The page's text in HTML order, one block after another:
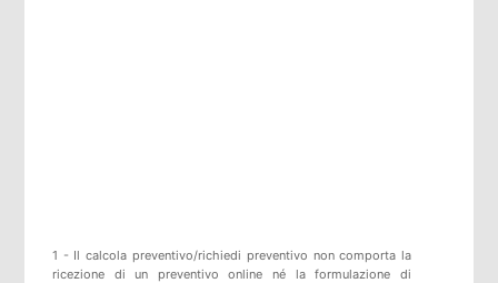
1 - Il calcola preventivo/richiedi preventivo non comporta la
ricezione di un preventivo online né la formulazione di